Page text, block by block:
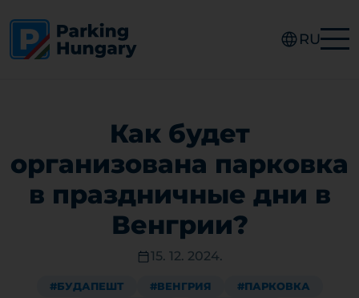
RU
Как будет
организована парковка
в праздничные дни в
Венгрии?
15. 12. 2024.
#БУДАПЕШТ #ВЕНГРИЯ
#ПАРКОВКА